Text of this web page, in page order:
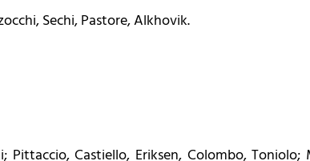
Sechi, Pastore, Alkhovik.
Pittaccio, Castiello, Eriksen, Colombo,